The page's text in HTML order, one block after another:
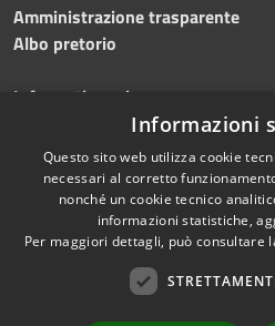
Amministrazione trasparente
Albo pretorio
Informativa privacy
Dichiarazione di accessibilità
Informazioni
Questo sito web utilizza cookie
necessari al corretto
nonché un cookie tecnico
informazioni statistiche,
Per maggiori dettagli, può consultare